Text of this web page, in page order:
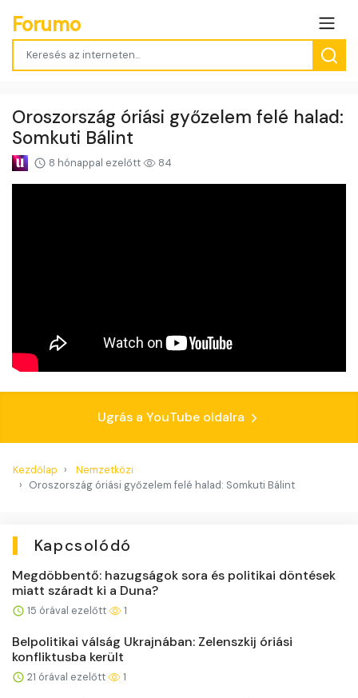
Forumo
Oroszország óriási győzelem felé halad:
Somkuti Bálint
8 hónappal ezelőtt 84
Ugrás a YouTube oldalra
Kezdőlap
Nemzetközi
Oroszország óriási győzelem felé halad: Somkuti Bálint
Kapcsolódó
Megdöbbentő: hazugságok sora és politikai döntések
miatt száradt ki a Duna?
15 órával ezelőtt 1
Belpolitikai válság Ukrajnában: Zelenszkij óriási
konfliktusba került
21 órával ezelőtt 1